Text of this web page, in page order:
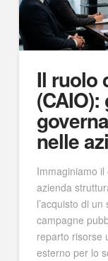
Il ruolo
nelle
Immaginiamo
azienda
l’acquisto di
campagne
reparto risorse
esterno per lo